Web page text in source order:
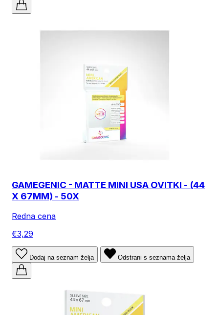
GAMEGENIC - MATTE MINI USA OVITKI - (44
X 67MM) - 50X
Redna cena
€3,29
Dodaj na seznam želja Odstrani s seznama želja